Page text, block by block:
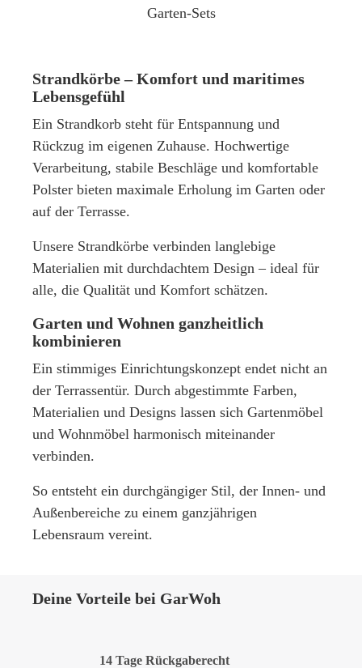
Garten-Sets
Strandkörbe – Komfort und maritimes
Lebensgefühl
Ein Strandkorb steht für Entspannung und
Rückzug im eigenen Zuhause. Hochwertige
Verarbeitung, stabile Beschläge und komfortable
Polster bieten maximale Erholung im Garten oder
auf der Terrasse.
Unsere Strandkörbe verbinden langlebige
Materialien mit durchdachtem Design – ideal für
alle, die Qualität und Komfort schätzen.
Garten und Wohnen ganzheitlich
kombinieren
Ein stimmiges Einrichtungskonzept endet nicht an
der Terrassentür. Durch abgestimmte Farben,
Materialien und Designs lassen sich Gartenmöbel
und Wohnmöbel harmonisch miteinander
verbinden.
So entsteht ein durchgängiger Stil, der Innen- und
Außenbereiche zu einem ganzjährigen
Lebensraum vereint.
Deine Vorteile bei GarWoh
14 Tage Rückgaberecht